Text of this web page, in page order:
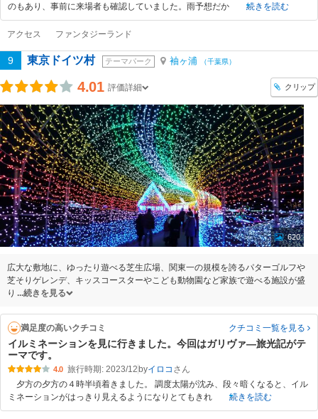
のもあり、事前に来場者も確認していました。雨予想だか
続きを読む
アクセス ファンタジーランド
9 東京ドイツ村 テーマパーク 袖ヶ浦 （千葉県）
4.01 評価詳細 クリップ
620
広大な敷地に、ゆったり遊べる芝生広場、関東一の規模を誇るパターゴルフや
芝そりゲレンデ、キッスコースターやこども動物園など家族で遊べる施設が盛
り
続きを見る
満足度の高いクチコミ クチコミ一覧を見る
イルミネーションを見に行きました。今回はガリヴァ―旅光記がテ
ーマです。
4.0 旅行時期: 2023/12 byイロコ
夕方の夕方の４時半頃着きました。 調度太陽が沈み、段々暗くなると、イル
ミネーションがはっきり見えるようになりとてもきれ
続きを読む